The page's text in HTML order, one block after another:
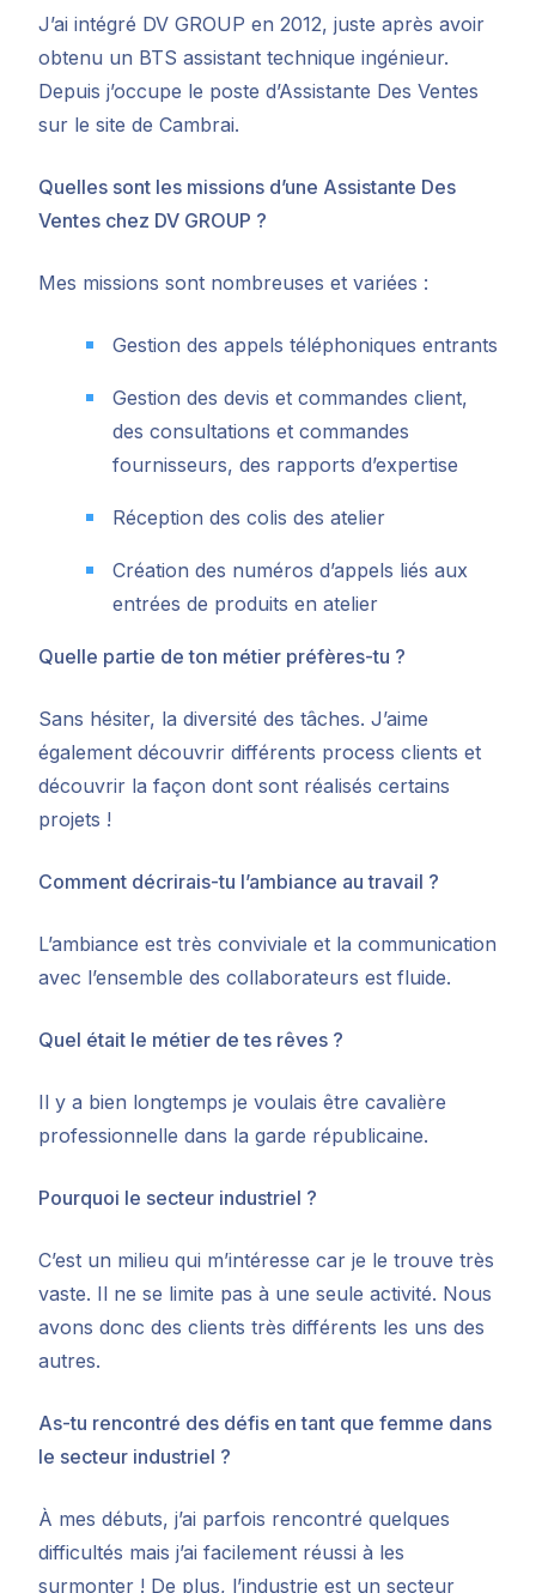
J’ai intégré DV GROUP en 2012, juste après avoir
obtenu un BTS assistant technique ingénieur.
Depuis j’occupe le poste d’Assistante Des Ventes
sur le site de Cambrai.
Quelles sont les missions d’une Assistante Des
Ventes chez DV GROUP ?
Mes missions sont nombreuses et variées :
Gestion des appels téléphoniques entrants
Gestion des devis et commandes client,
des consultations et commandes
fournisseurs, des rapports d’expertise
Réception des colis des atelier
Création des numéros d’appels liés aux
entrées de produits en atelier
Quelle partie de ton métier préfères-tu ?
Sans hésiter, la diversité des tâches. J’aime
également découvrir différents process clients et
découvrir la façon dont sont réalisés certains
projets !
Comment décrirais-tu l’ambiance au travail ?
L’ambiance est très conviviale et la communication
avec l’ensemble des collaborateurs est fluide.
Quel était le métier de tes rêves ?
Il y a bien longtemps je voulais être cavalière
professionnelle dans la garde républicaine.
Pourquoi le secteur industriel ?
C’est un milieu qui m’intéresse car je le trouve très
vaste. Il ne se limite pas à une seule activité. Nous
avons donc des clients très différents les uns des
autres.
As-tu rencontré des défis en tant que femme dans
le secteur industriel ?
À mes débuts, j’ai parfois rencontré quelques
difficultés mais j’ai facilement réussi à les
surmonter ! De plus, l’industrie est un secteur